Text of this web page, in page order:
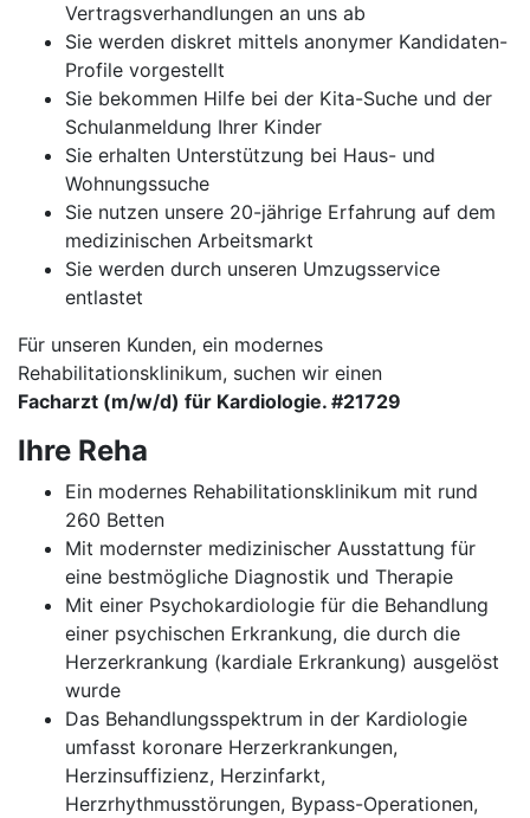
Vertragsverhandlungen an uns ab
Sie werden diskret mittels anonymer Kandidaten-
Profile vorgestellt
Sie bekommen Hilfe bei der Kita-Suche und der
Schulanmeldung Ihrer Kinder
Sie erhalten Unterstützung bei Haus- und
Wohnungssuche
Sie nutzen unsere 20-jährige Erfahrung auf dem
medizinischen Arbeitsmarkt
Sie werden durch unseren Umzugsservice
entlastet
Für unseren Kunden, ein modernes
Rehabilitationsklinikum, suchen wir einen
Facharzt (m/w/d) für Kardiologie. #21729
Ihre Reha
Ein modernes Rehabilitationsklinikum mit rund
260 Betten
Mit modernster medizinischer Ausstattung für
eine bestmögliche Diagnostik und Therapie
Mit einer Psychokardiologie für die Behandlung
einer psychischen Erkrankung, die durch die
Herzerkrankung (kardiale Erkrankung) ausgelöst
wurde
Das Behandlungsspektrum in der Kardiologie
umfasst koronare Herzerkrankungen,
Herzinsuffizienz, Herzinfarkt,
Herzrhythmusstörungen, Bypass-Operationen,